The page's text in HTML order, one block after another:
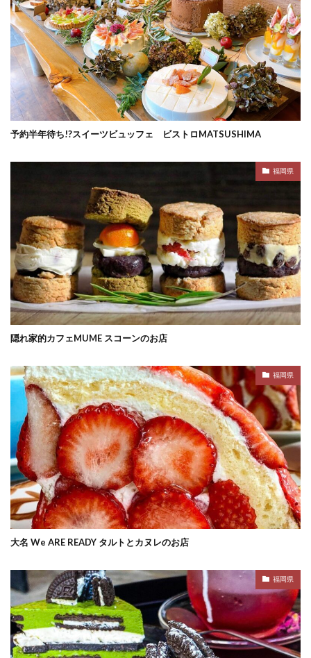
予約半年待ち!?スイーツビュッフェ ビストロMATSUSHIMA
福岡県
隠れ家的カフェMUME スコーンのお店
福岡県
大名 We ARE READY タルトとカヌレのお店
福岡県